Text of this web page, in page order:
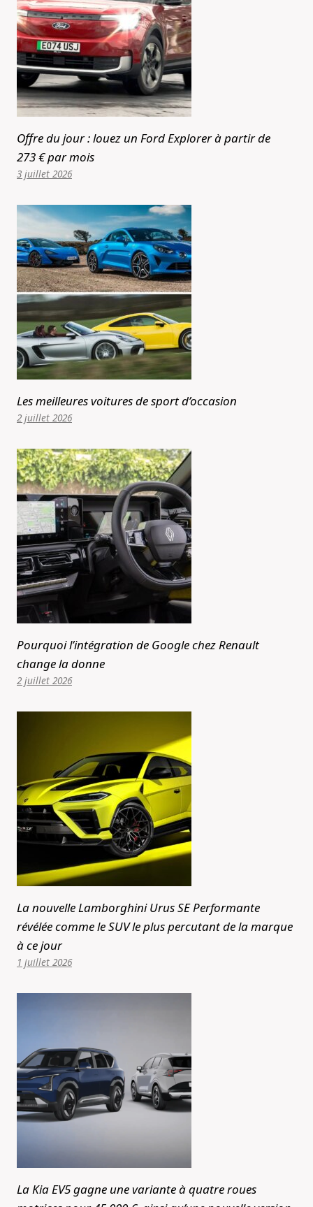
Offre du jour : louez un Ford Explorer à partir de
273 € par mois
3 juillet 2026
Les meilleures voitures de sport d’occasion
2 juillet 2026
Pourquoi l’intégration de Google chez Renault
change la donne
2 juillet 2026
La nouvelle Lamborghini Urus SE Performante
révélée comme le SUV le plus percutant de la marque
à ce jour
1 juillet 2026
La Kia EV5 gagne une variante à quatre roues